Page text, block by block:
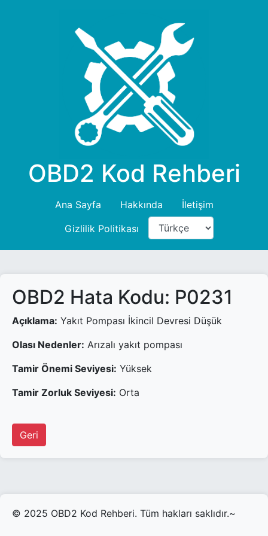
OBD2 Kod Rehberi
Ana Sayfa Hakkında
İletişim
Gizlilik Politikası
OBD2 Hata Kodu: P0231
Açıklama: Yakıt Pompası İkincil Devresi Düşük
Olası Nedenler: Arızalı yakıt pompası
Tamir Önemi Seviyesi: Yüksek
Tamir Zorluk Seviyesi: Orta
Geri
© 2025 OBD2 Kod Rehberi. Tüm hakları saklıdır.~